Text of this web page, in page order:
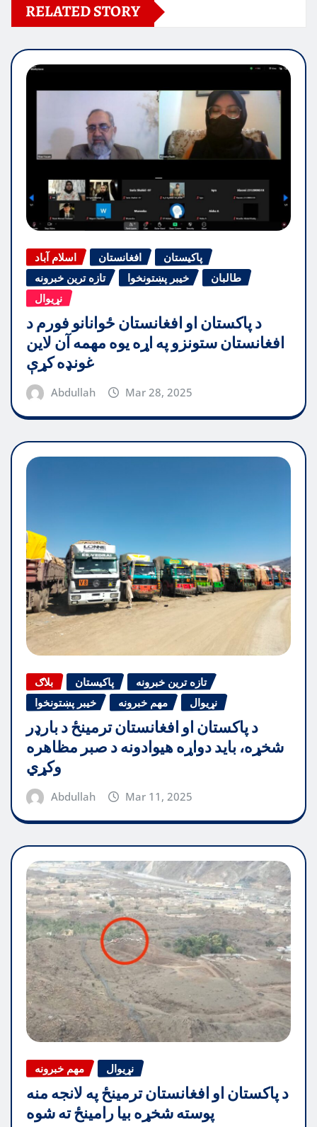
RELATED STORY
اسلام آباد افغانستان
پاکیستان
تازه ترین خبرونه
خیبر پښتونخوا
طالبان
نړیوال
د پاکستان او افغانستان ځوانانو فورم د
افغانستان ستونزو په اړه یوه مهمه آن لاین
غونډه کړې
Abdullah Mar 28, 2025
بلاګ پاکیستان
تازه ترین خبرونه
خیبر پښتونخوا
مهم خبرونه نړیوال
د پاکستان او افغانستان ترمینځ د بارډر
شخړه، باید دواړه هیوادونه د صبر مظاهره
وکړي
Abdullah Mar 11, 2025
مهم خبرونه نړیوال
د پاکستان او افغانستان ترمینځ په لانجه منه
پوسته شخړه بیا رامینځ ته شوه